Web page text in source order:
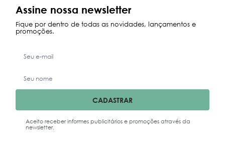
Data Lançamento
Assine nossa newsletter
Fique por dentro de todas as novidades, lançamentos e
promoções.
CADASTRAR
Aceito receber informes publicitários e promoções através da
newsletter.